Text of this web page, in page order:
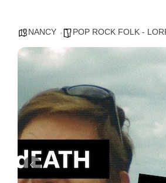
NANCY POP ROCK FOLK -